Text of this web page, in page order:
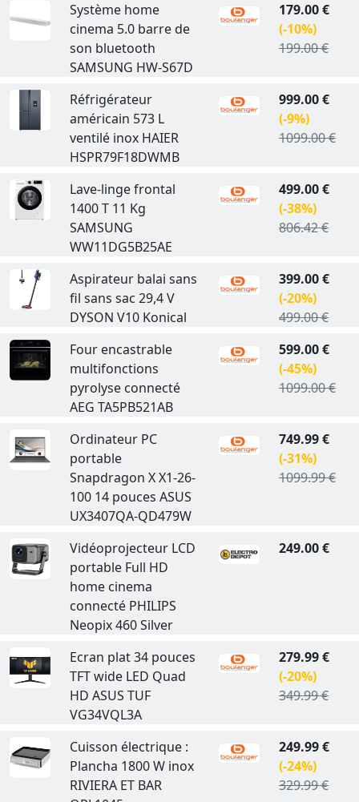
Système home
cinema 5.0 barre de
son bluetooth
SAMSUNG HW-S67D
179.00 €
(-10%)
199.00 €
Réfrigérateur
américain 573 L
ventilé inox HAIER
HSPR79F18DWMB
999.00 €
(-9%)
1099.00 €
Lave-linge frontal
1400 T 11 Kg
SAMSUNG
WW11DG5B25AE
499.00 €
(-38%)
806.42 €
Aspirateur balai sans
fil sans sac 29,4 V
DYSON V10 Konical
399.00 €
(-20%)
499.00 €
Four encastrable
multifonctions
pyrolyse connecté
AEG TA5PB521AB
599.00 €
(-45%)
1099.00 €
Ordinateur PC
portable
Snapdragon X X1-26-
100 14 pouces ASUS
UX3407QA-QD479W
749.99 €
(-31%)
1099.99 €
Vidéoprojecteur LCD
portable Full HD
home cinema
connecté PHILIPS
Neopix 460 Silver
249.00 €
Ecran plat 34 pouces
TFT wide LED Quad
HD ASUS TUF
VG34VQL3A
279.99 €
(-20%)
349.99 €
Cuisson électrique :
Plancha 1800 W inox
RIVIERA ET BAR
249.99 €
(-24%)
329.99 €